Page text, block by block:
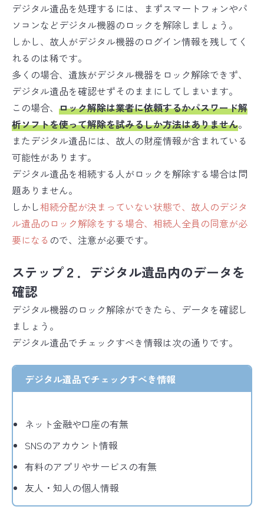
デジタル遺品を処理するには、まずスマートフォンやパ
ソコンなどデジタル機器のロックを解除しましょう。
しかし、故人がデジタル機器のログイン情報を残してく
れるのは稀です。
多くの場合、遺族がデジタル機器をロック解除できず、
デジタル遺品を確認せずそのままにしてしまいます。
この場合、 ロック解除は業者に依頼するかパスワード解
析ソフトを使って解除を試みるしか方法はありません。
またデジタル遺品には、故人の財産情報が含まれている
可能性があります。
デジタル遺品を相続する人がロックを解除する場合は問
題ありません。
しかし相続分配が決まっていない状態で、故人のデジタ
ル遺品のロック解除をする場合、相続人全員の同意が必
要になる ので、注意が必要です。
ステップ２．デジタル遺品内のデータを
確認
デジタル機器のロック解除ができたら、データを確認し
ましょう。
デジタル遺品でチェックすべき情報は次の通りです。
デジタル遺品でチェックすべき情報
ネット金融や口座の有無
SNSのアカウント情報
有料のアプリやサービスの有無
友人・知人の個人情報